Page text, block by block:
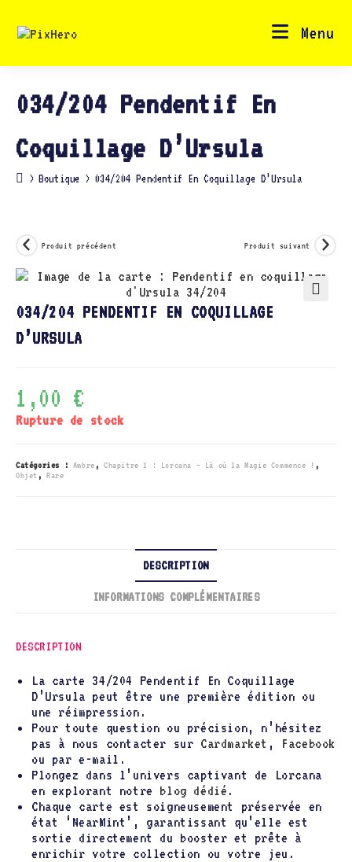
content
Menu
034/204 Pendentif En
Coquillage D’Ursula
> Boutique > 034/204 Pendentif En Coquillage D’Ursula
Produit précédent Produit suivant
034/204 PENDENTIF EN COQUILLAGE
D’URSULA
1,00 €
Rupture de stock
Catégories : Ambre ,Chapitre 1 : Lorcana – Là où la Magie Commence ! ,
Objet ,Rare
DESCRIPTION
INFORMATIONS COMPLÉMENTAIRES
DESCRIPTION
La carte 34/204 Pendentif En Coquillage
D’Ursula peut être une première édition ou
une réimpression.
Pour toute question ou précision, n’hésitez
pas à nous contacter sur Cardmarket , Facebook
ou par e-mail.
Plongez dans l’univers captivant de Lorcana
en explorant notre blog dédié .
Chaque carte est soigneusement préservée en
état ‘NearMint’, garantissant qu’elle est
sortie directement du booster et prête à
enrichir votre collection ou votre jeu.